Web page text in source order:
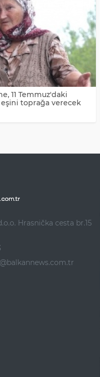
11 Temmuz'daki
toprağa verecek
Hrasnička cesta br.15